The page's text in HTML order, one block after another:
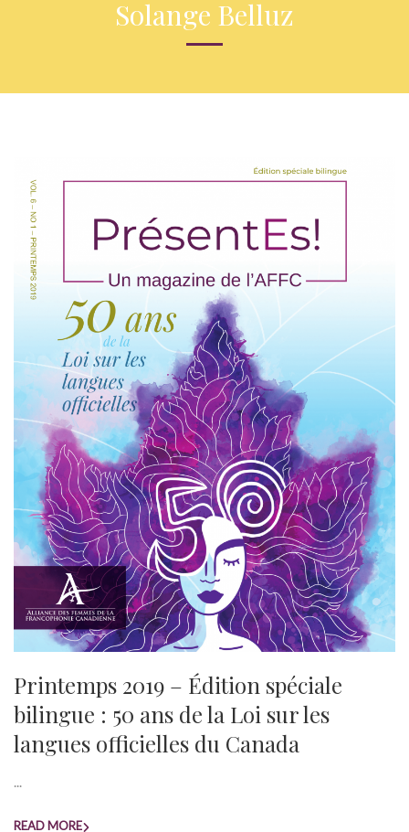
Solange Belluz
Printemps 2019 – Édition spéciale
bilingue : 50 ans de la Loi sur les
langues officielles du Canada
...
READ MORE